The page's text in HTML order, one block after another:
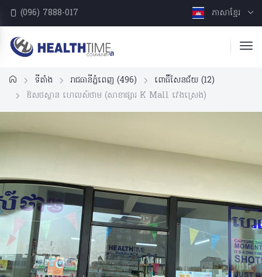
(096) 7888-017 ភាសាខ្មែរ
ទីតាំង រាជធានីភ្នំពេញ (496) ពោធិ៍សែនជ័យ (12)
ឱសថស្ថាន ហេលស៍ថាម (សាខាផ្សារ K Mall វេងស្រេង)